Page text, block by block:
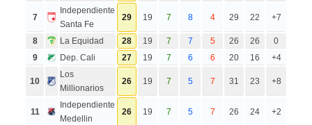
7
Independiente
Santa Fe
29 19 7 8 4 29 22 +7
8 La Equidad 28 19 7 7 5 26 26
0
9
Dep. Cali 27 19 7 6 6 20 16 +4
10
Los
Millionarios
26 19 7 5 7 31 23 +8
11
Independiente
Medellin
26 19 7 5 7 26 24 +2